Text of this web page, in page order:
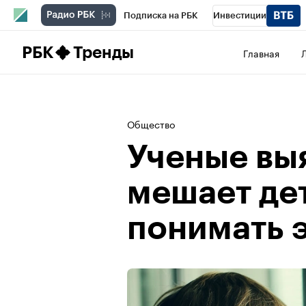
Подписка на РБК Инвестиции
РБК Тренды Главная
Общество
Ученые
мешает
понимать